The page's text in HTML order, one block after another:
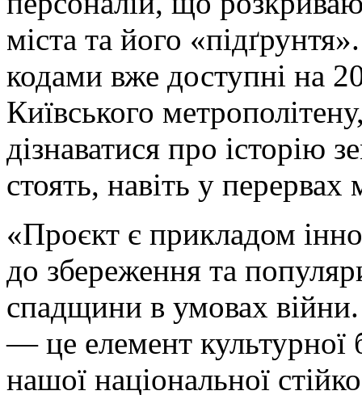
міста та його
кодами вже доступні на
Київського
дізнаватися про історію
стоять, навіть у
«Проєкт є прикладом
до збереження та
спадщини в умовах
— це елемент культурної
нашої національної